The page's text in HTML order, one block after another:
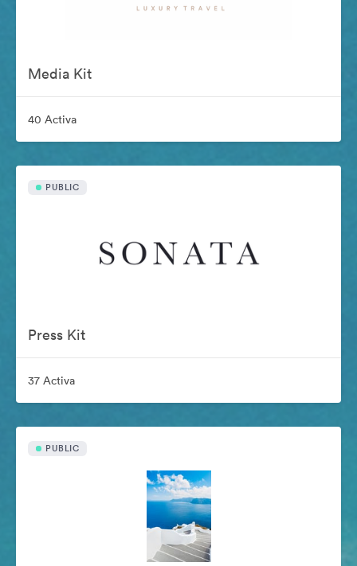
Media Kit
40 Activa
PUBLIC
Press Kit
37 Activa
PUBLIC